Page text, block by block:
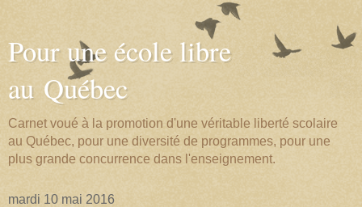
Pour une école libre
au Québec
Carnet voué à la promotion d'une véritable liberté scolaire
au Québec, pour une diversité de programmes, pour une
plus grande concurrence dans l'enseignement.
mardi 10 mai 2016